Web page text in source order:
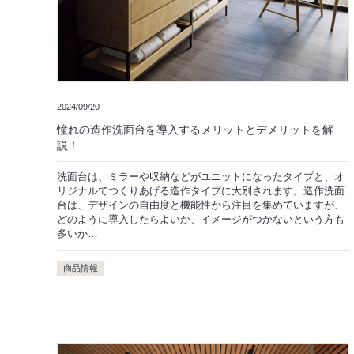
2024/09/20
憧れの造作洗面台を導入するメリットとデメリットを解
説！
洗面台は、ミラーや収納などがユニットになったタイプと、オ
リジナルでつくりあげる造作タイプに大別されます。造作洗面
台は、デザインの自由度と機能性から注目を集めていますが、
どのように導入したらよいか、イメージがつかないという方も
多いか…
商品情報